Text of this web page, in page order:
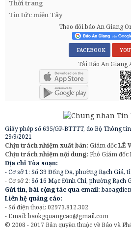
Thời trang
Tin tức miền Tây
Theo dõi báo An Giang
FACEBOOK
Tải Báo An Giang
Giấy phép số 635/GP-BTTTT, do Bộ Thông
29/9/2021
Chịu trách nhiệm xuất bản: Giám đốcLÊ
Chịu trách nhiệm nội dung: Phó Giám đốc
Địa chỉ Tòa soạn:
- Cơ sở 1: Số 39 Đống Đa, phường Rạch Giá,
- Cơ sở 2: Số 16 Mạc Đĩnh Chi, phường Rạch
Gửi tin, bài cộng tác qua email:
Liên hệ quảng cáo:
- Số điện thoại: 02973.812.302
- Email:baokgquangcao@gmail.com
© 2008 - 2017 Bản quyền thuộc về Báo và